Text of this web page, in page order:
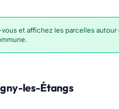
et affichez les parcelles autour
les-Étangs